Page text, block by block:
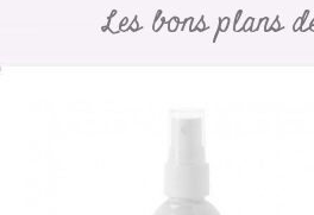
Les bons plans